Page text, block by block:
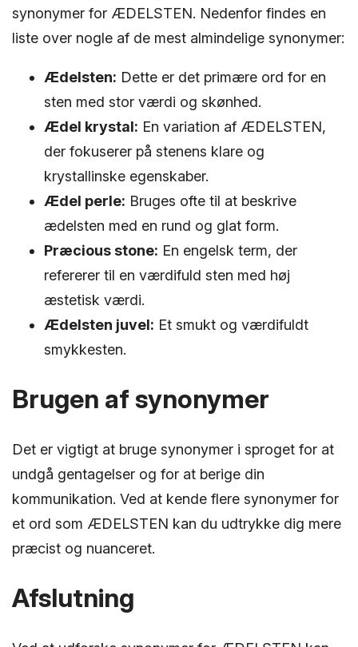
synonymer for ÆDELSTEN. Nedenfor findes en
liste over nogle af de mest almindelige synonymer:
Ædelsten: Dette er det primære ord for en
sten med stor værdi og skønhed.
Ædel krystal: En variation af ÆDELSTEN,
der fokuserer på stenens klare og
krystallinske egenskaber.
Ædel perle: Bruges ofte til at beskrive
ædelsten med en rund og glat form.
Præcious stone: En engelsk term, der
refererer til en værdifuld sten med høj
æstetisk værdi.
Ædelsten juvel: Et smukt og værdifuldt
smykkesten.
Brugen af synonymer
Det er vigtigt at bruge synonymer i sproget for at
undgå gentagelser og for at berige din
kommunikation. Ved at kende flere synonymer for
et ord som ÆDELSTEN kan du udtrykke dig mere
præcist og nuanceret.
Afslutning